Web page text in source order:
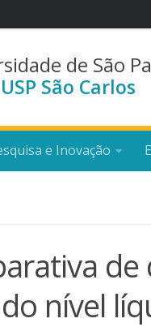
de São
São Carlos
e Inovação
nível